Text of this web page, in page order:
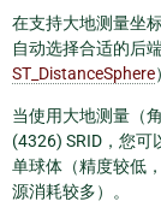
在支持大地测量坐
自动选择合适的后
ST_DistanceSphere
当使用大地测量（
(4326) SRID，您可
单球体（精度较低
源消耗较多）。